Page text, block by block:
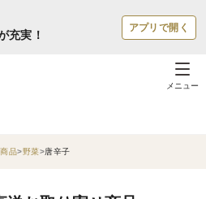
充実！
アプリで開く
メニュー
品 野菜 唐辛子